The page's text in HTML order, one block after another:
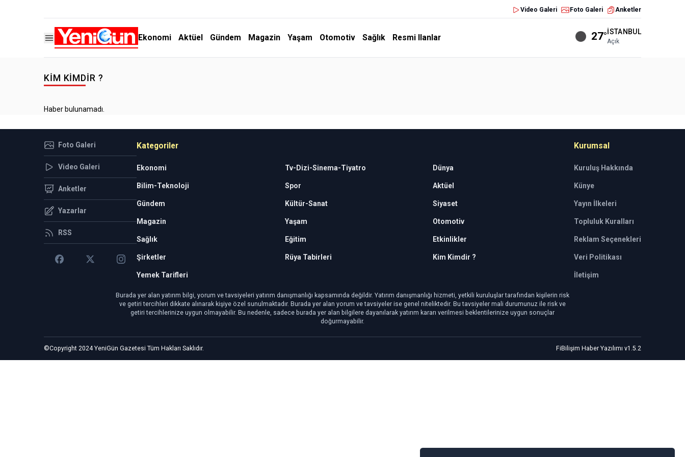
Video Galeri Foto Galeri Anketler
Ekonomi Aktüel Gündem Magazin Yaşam Otomotiv Sağlık Resmi Ilanlar 27°İSTANBUL
Açık
KIM KIMDIR ?
Haber bulunamadı.
Foto Galeri
Video Galeri
Anketler
Yazarlar
RSS
Kategoriler
Ekonomi Tv-Dizi-Sinema-Tiyatro Dünya
Bilim-Teknoloji Spor Aktüel
Gündem Kültür-Sanat Siyaset
Magazin Yaşam Otomotiv
Sağlık Eğitim Etkinlikler
Şirketler Rüya Tabirleri Kim Kimdir ?
Yemek Tarifleri
Kurumsal
Kuruluş Hakkında
Künye
Yayın İlkeleri
Topluluk Kuralları
Reklam Seçenekleri
Veri Politikası
İletişim
Burada yer alan yatırım bilgi, yorum ve tavsiyeleri yatırım danışmanlığı kapsamında değildir. Yatırım danışmanlığı hizmeti, yetkili kuruluşlar tarafından kişilerin risk
ve getiri tercihleri dikkate alınarak kişiye özel sunulmaktadır. Burada yer alan yorum ve tavsiyeler ise genel niteliktedir. Bu tavsiyeler mali durumunuz ile risk ve
getiri tercihlerinize uygun olmayabilir. Bu nedenle, sadece burada yer alan bilgilere dayanılarak yatırım kararı verilmesi beklentilerinize uygun sonuçlar
doğurmayabilir.
©Copyright 2024 YeniGün Gazetesi Tüm Hakları Saklıdır. FiBilişim Haber Yazılımı v1.5.2